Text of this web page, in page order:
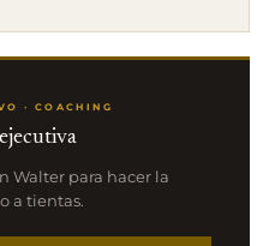
· COACHING
Walter para hacer la
a tientas.